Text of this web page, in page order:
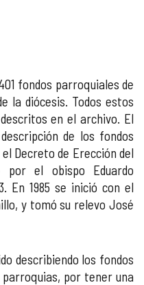
fondos parroquiales de
la diócesis. Todos estos
en el archivo. El
de los fondos
Decreto de Erección del
por el obispo Eduardo
En 1985 se inició con el
y tomó su relevo José
describiendo los fondos
por tener una